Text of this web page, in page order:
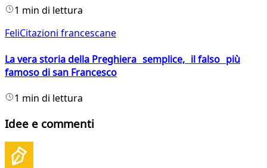
1 min di lettura
FeliCitazioni francescane
La vera storia della Preghiera semplice, il falso più
famoso di san Francesco
1 min di lettura
Idee e commenti